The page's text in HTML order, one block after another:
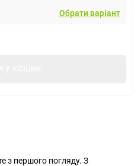
Обрати варіант
з першого погляду. З